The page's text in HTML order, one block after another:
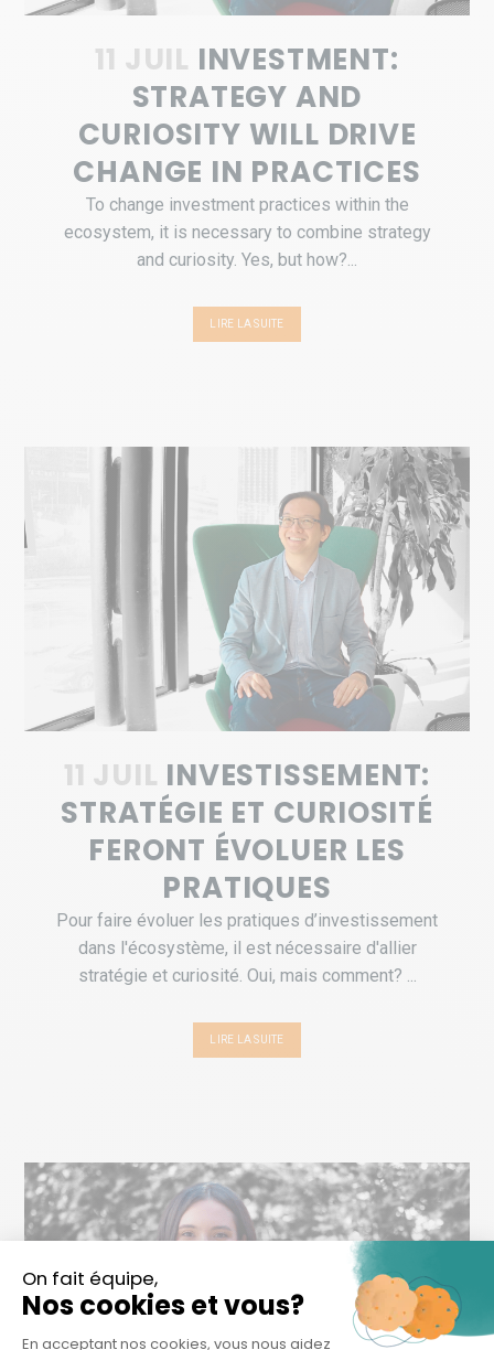
11 JUIL INVESTMENT:
STRATEGY AND
CURIOSITY WILL DRIVE
CHANGE IN PRACTICES
To change investment practices within the
ecosystem, it is necessary to combine strategy
and curiosity. Yes, but how?...
LIRE LA SUITE
11 JUIL INVESTISSEMENT:
STRATÉGIE ET CURIOSITÉ
FERONT ÉVOLUER LES
PRATIQUES
Pour faire évoluer les pratiques d’investissement
dans l'écosystème, il est nécessaire d'allier
stratégie et curiosité. Oui, mais comment? ...
LIRE LA SUITE